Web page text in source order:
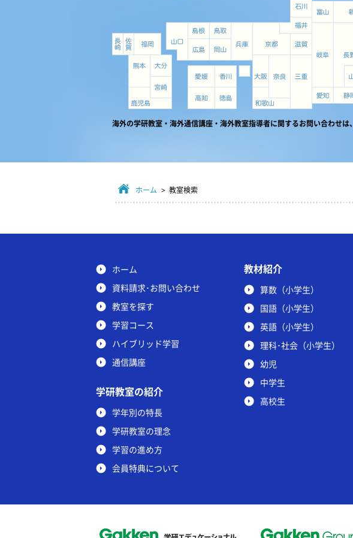
海外の学研教室・海外通信講座・海外教室指導者に関するお問い合わせは、
ホーム > 教室検索
ホーム
資料請求･お問い合わせ
教室を探す
学習コース
ハイブリッド学習
通信講座
学研教室の紹介
学年別の特長
学研教室の理念
学習の進め方
会員特典について
教材紹介
算数（小学生）
国語（小学生）
英語（小学生）
理科･社会（小学生）
幼児
中学生
高校生